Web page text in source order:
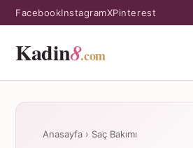
FacebookInstagramXPinterest
Kadin8.com
Anasayfa › Saç Bakımı